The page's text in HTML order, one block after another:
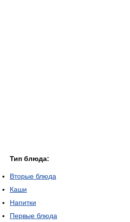
Тип блюда:
Вторые блюда
Каши
Напитки
Первые блюда